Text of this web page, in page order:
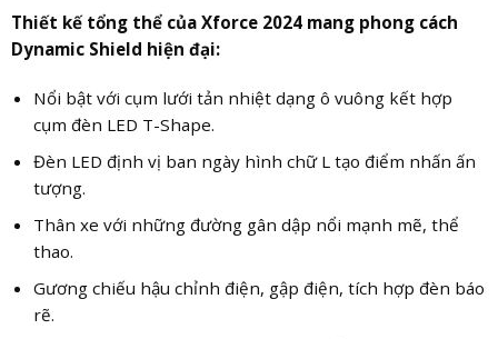
Thiết kế tổng thể của Xforce 2024 mang phong cách
Dynamic Shield hiện đại:
Nổi bật với cụm lưới tản nhiệt dạng ô vuông kết hợp
cụm đèn LED T-Shape.
Đèn LED định vị ban ngày hình chữ L tạo điểm nhấn ấn
tượng.
Thân xe với những đường gân dập nổi mạnh mẽ, thể
thao.
Gương chiếu hậu chỉnh điện, gập điện, tích hợp đèn báo
rẽ.